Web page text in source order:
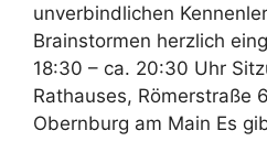
unverbindlichen
Brainstormen herzlich
18:30 – ca. 20:30 Uhr
Rathauses, Römerstraße
Obernburg am Main Es